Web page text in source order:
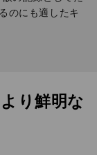
す。